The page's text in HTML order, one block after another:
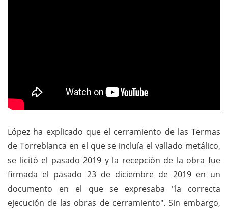
López ha explicado que el cerramiento de las Termas
de Torreblanca en el que se incluía el vallado metálico,
se licitó el pasado 2019 y la recepción de la obra fue
firmada el pasado 23 de diciembre de 2019 en un
documento en el que se expresaba "la correcta
ejecución de las obras de cerramiento". Sin embargo,